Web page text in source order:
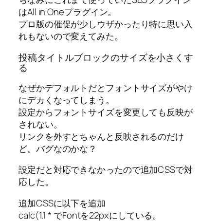
はAll in Oneプラグイン。
プロ版の催促が少しウザかったり特に思い入
れもないので変えてみた。
投稿タイトルブロックのサイズを小さくす
る
なぜかデフォルトだとフォントサイズがやけ
にデカくなってしまう。
設定からフォントサイズを変更しても反映が
されない。
リンクを外すとちゃんと反映されるのだけ
ど。バグなのかな？
設定だと対応できなかったので追加CSSで対
応した。
追加CSSに以下を追加
calc(1.1 * でFontを22pxにしている。